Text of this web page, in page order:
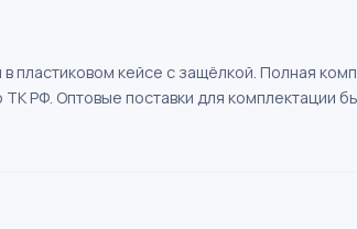
кейсе с защёлкой. Полная
РФ. Оптовые поставки для комплектации